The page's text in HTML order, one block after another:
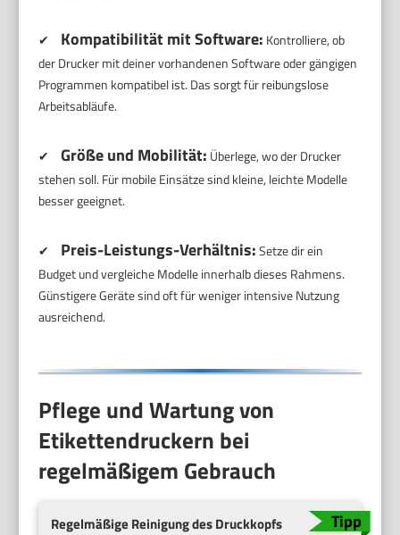
✔ Kompatibilität mit Software: Kontrolliere, ob
der Drucker mit deiner vorhandenen Software oder gängigen
Programmen kompatibel ist. Das sorgt für reibungslose
Arbeitsabläufe.
✔ Größe und Mobilität: Überlege, wo der Drucker
stehen soll. Für mobile Einsätze sind kleine, leichte Modelle
besser geeignet.
✔ Preis-Leistungs-Verhältnis:Setze dir ein
Budget und vergleiche Modelle innerhalb dieses Rahmens.
Günstigere Geräte sind oft für weniger intensive Nutzung
ausreichend.
Pflege und Wartung von
Etikettendruckern bei
regelmäßigem Gebrauch
Regelmäßige Reinigung des Druckkopfs